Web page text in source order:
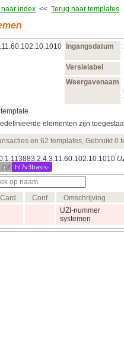
naar index << Terug naar templates
Ingangsdatum
Versielabel
Weergavenaam
elementen zijn
en 62 templates, Gebruikt 0
ref hl7v3basis-
Card Conf
Omschrijving
UZI-nummer
systemen